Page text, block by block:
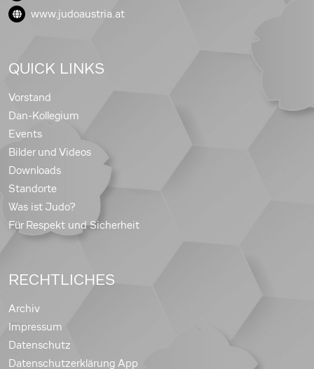
www.judoaustria.at
QUICK LINKS
Vorstand
Dan-Kollegium
Events
Bilder und Videos
Downloads
Standorte
Was ist Judo?
Für Respekt und Sicherheit
RECHTLICHES
Archiv
Impressum
Datenschutz
Datenschutzerklärung App